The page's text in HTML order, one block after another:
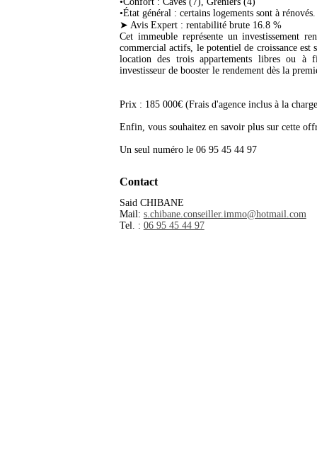
•État général : certains logements sont à rénovés.
➤ Avis Expert : rentabilité brute 16.8 %
Cet immeuble représente un investissement
commercial actifs, le potentiel de croissance
location des trois appartements libres ou à
investisseur de booster le rendement dès la
Prix : 185 000€ (Frais d'agence inclus à la
Enfin, vous souhaitez en savoir plus sur cette
Un seul numéro le 06 95 45 44 97
Contact
Said CHIBANE
Mail: s.chibane.conseiller.immo@hotmail.com
Tel. : 06 95 45 44 97